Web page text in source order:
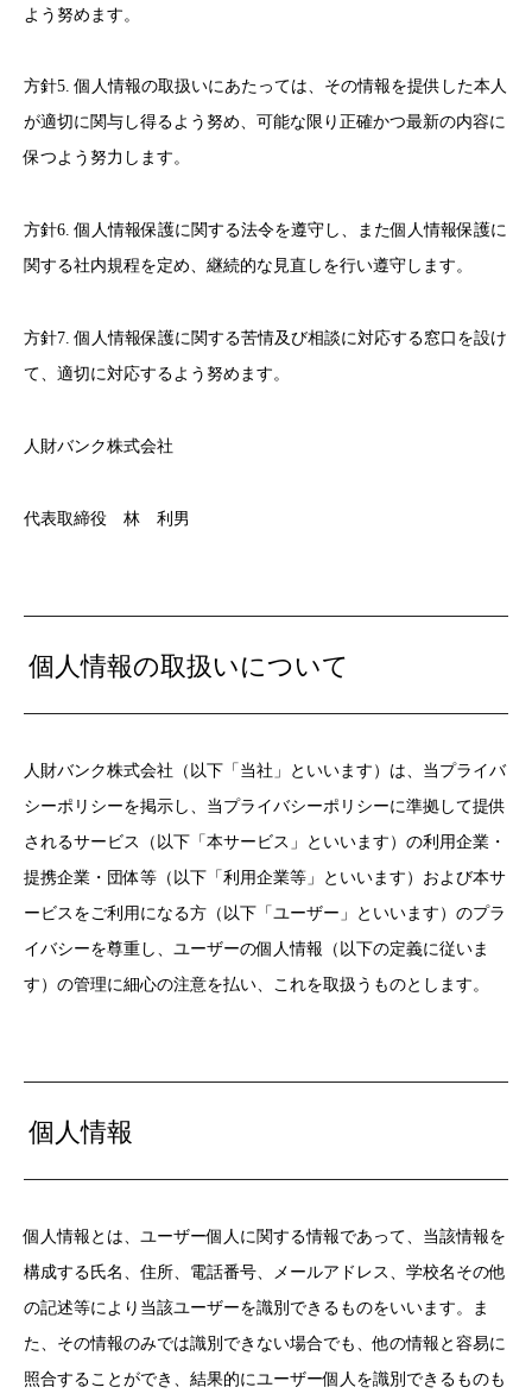
よう努めます。
方針5. 個人情報の取扱いにあたっては、その情報を提供した本人
が適切に関与し得るよう努め、可能な限り正確かつ最新の内容に
保つよう努力します。
方針6. 個人情報保護に関する法令を遵守し、また個人情報保護に
関する社内規程を定め、継続的な見直しを行い遵守します。
方針7. 個人情報保護に関する苦情及び相談に対応する窓口を設け
て、適切に対応するよう努めます。
人財バンク株式会社
代表取締役 林 利男
個人情報の取扱いについて
人財バンク株式会社（以下「当社」といいます）は、当プライバ
シーポリシーを掲示し、当プライバシーポリシーに準拠して提供
されるサービス（以下「本サービス」といいます）の利用企業・
提携企業・団体等（以下「利用企業等」といいます）および本サ
ービスをご利用になる方（以下「ユーザー」といいます）のプラ
イバシーを尊重し、ユーザーの個人情報（以下の定義に従いま
す）の管理に細心の注意を払い、これを取扱うものとします。
個人情報
個人情報とは、ユーザー個人に関する情報であって、当該情報を
構成する氏名、住所、電話番号、メールアドレス、学校名その他
の記述等により当該ユーザーを識別できるものをいいます。ま
た、その情報のみでは識別できない場合でも、他の情報と容易に
照合することができ、結果的にユーザー個人を識別できるものも